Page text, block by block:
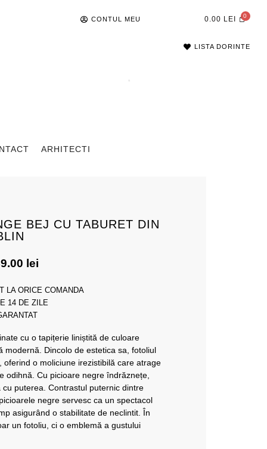
CONTUL MEU 0.00 LEI
LISTA DORINTE
ARHITECTI
BEJ CU TABURET DIN
lei
LA ORICE COMANDA
14 DE ZILE
cu o tapițerie liniștită de culoare
modernă. Dincolo de estetica sa, fotoliul
oferind o moliciune irezistibilă care atrage
odihnă. Cu picioare negre îndrăznețe,
puterea. Contrastul puternic dintre
negre servesc ca un spectacol
asigurând o stabilitate de neclintit. În
un fotoliu, ci o emblemă a gustului